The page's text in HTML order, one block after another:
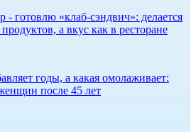
- готовлю «клаб-сэндвич»: делается
а вкус как в ресторане
годы, а какая омолаживает:
после 45 лет